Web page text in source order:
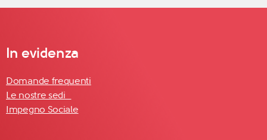
In evidenza
Domande frequenti
Le nostre sedi
Impegno Sociale